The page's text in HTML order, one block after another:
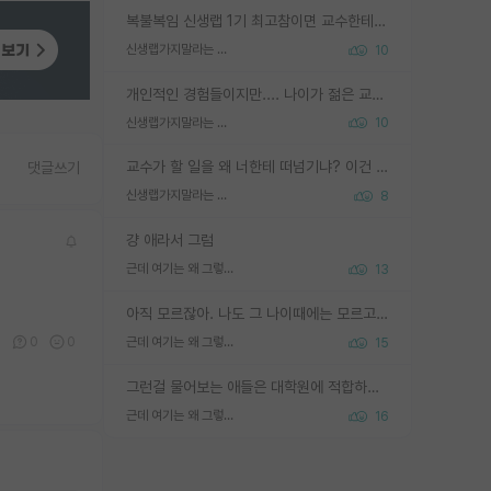
복불복임 신생랩 1기 최고참이면 교수한테 직접 지도받는 시간이 매우 많음 제대로 된 교수라면 말이지 그게 아니라면 그냥 넌 해방 불가능한 노예 1호에 감점쓰레기통이 되는거고
신생랩가지말라는 이유가 있었구나 10
개인적인 경험들이지만.... 나이가 젊은 교수일수록 꼰대라는 가면을 쓴 채로 무례함을 행동하는 경우가 거의 90% 정도였음. 나이가 어린데 다른 또래들과 달리 명예, 권력, 재력까지 얻었으니 세상 다 가진 기분이겠지. 오히러 나이 든 교수들이 행동과 말을 더 조심하시더라.
신생랩가지말라는 이유가 있었구나 10
교수가 할 일을 왜 너한테 떠넘기냐? 이건 교수가 제대로 잘 알지 못하는 경우일텐데...
신생랩가지말라는 이유가 있었구나 8
걍 애라서 그럼
근데 여기는 왜 그렇게 SPK를 물어보는거임? 13
아직 모르잖아. 나도 그 나이때에는 모르고 평가 받고 안심하고 싶었어.
근데 여기는 왜 그렇게 SPK를 물어보는거임? 15
그런걸 물어보는 애들은 대학원에 적합하지 않다
근데 여기는 왜 그렇게 SPK를 물어보는거임? 16
댓글쓰기